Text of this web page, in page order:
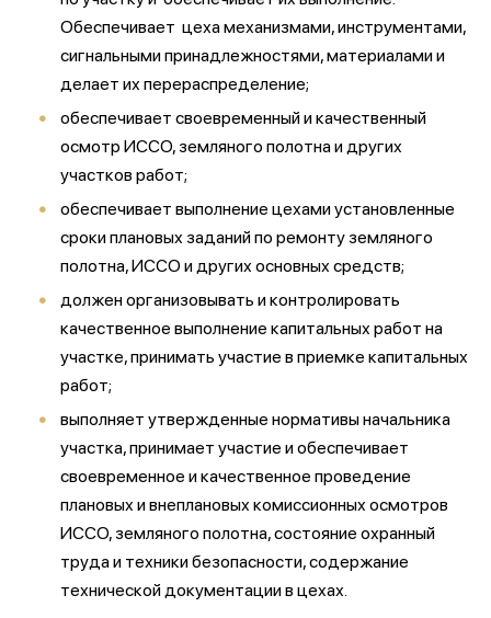
Обеспечивает цеха механизмами, инструментами,
сигнальными принадлежностями, материалами и
делает их перераспределение;
обеспечивает своевременный и качественный
осмотр ИССО, земляного полотна и других
участков работ;
обеспечивает выполнение цехами установленные
сроки плановых заданий по ремонту земляного
полотна, ИССО и других основных средств;
должен организовывать и контролировать
качественное выполнение капитальных работ на
участке, принимать участие в приемке капитальных
работ;
выполняет утвержденные нормативы начальника
участка, принимает участие и обеспечивает
своевременное и качественное проведение
плановых и внеплановых комиссионных осмотров
ИССО, земляного полотна, состояние охранный
труда и техники безопасности, содержание
технической документации в цехах.